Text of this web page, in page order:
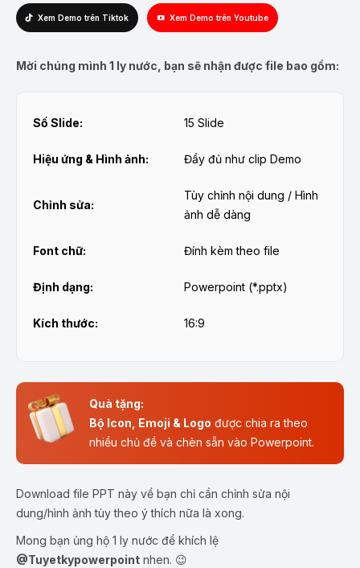
Xem Demo trên Tiktok Xem Demo trên Youtube
Mời chúng mình 1 ly nước, bạn sẽ nhận được file bao gồm:
Số Slide: 15 Slide
Hiệu ứng & Hình ảnh: Đầy đủ như clip Demo
Chỉnh sửa:
Tùy chỉnh nội dung / Hình
ảnh dễ dàng
Font chữ: Đính kèm theo file
Định dạng: Powerpoint (*.pptx)
Kích thước: 16:9
Quà tặng:
Bộ Icon, Emoji & Logo được chia ra theo
nhiều chủ đề và chèn sẵn vào Powerpoint.
Download file PPT này về bạn chỉ cần chỉnh sửa nội
dung/hình ảnh tùy theo ý thích nữa là xong.
Mong bạn ủng hộ 1 ly nước để khích lệ
@Tuyetkypowerpoint nhen. 😉